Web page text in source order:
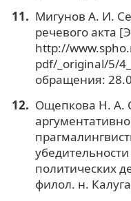
Мигунов А. И.
речевого акта
http://
pdf/_original/5/
обращения:
Ощепкова Н. А.
политических
филол. н.